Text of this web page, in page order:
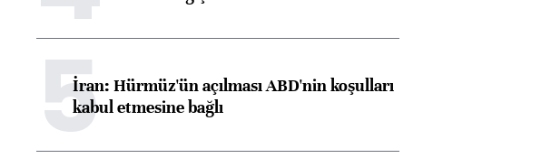
5İran: Hürmüz'ün açılması ABD'nin koşulları
kabul etmesine bağlı